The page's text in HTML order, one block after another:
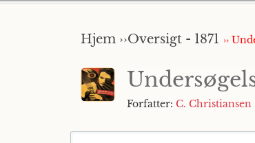
Hjem ››Oversigt - 1871 ››
Forfatter: C. Christiansen